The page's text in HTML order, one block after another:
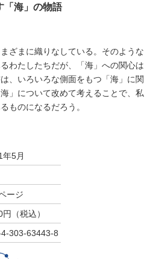
海」の物語
ざまに織りなしている。そのような
わたしたちだが、「海」への関心は
、いろいろな側面をもつ「海」に関
」について改めて考えることで、私
ものになるだろう。
年5月
ージ
（税込）
303-63443-8